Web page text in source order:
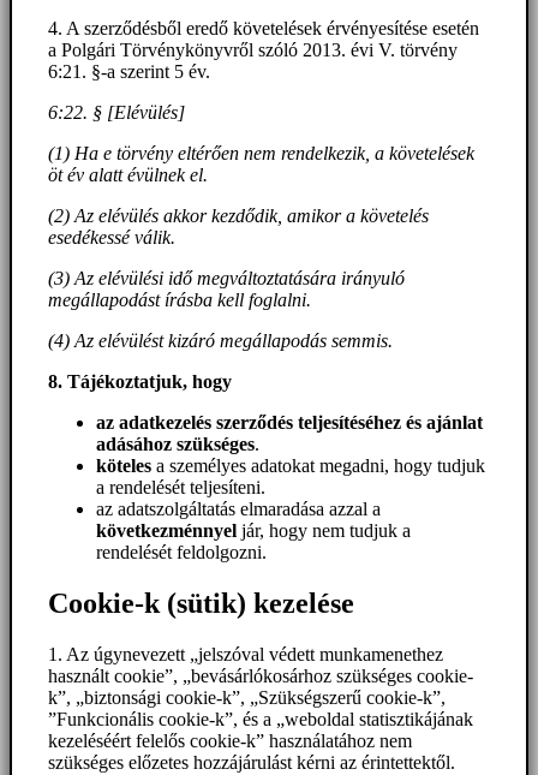
4. A szerződésből eredő követelések érvényesítése esetén
a Polgári Törvénykönyvről szóló 2013. évi V. törvény
6:21. §-a szerint 5 év.
6:22. § [Elévülés]
(1) Ha e törvény eltérően nem rendelkezik, a követelések
öt év alatt évülnek el.
(2) Az elévülés akkor kezdődik, amikor a követelés
esedékessé válik.
(3) Az elévülési idő megváltoztatására irányuló
megállapodást írásba kell foglalni.
(4) Az elévülést kizáró megállapodás semmis.
8. Tájékoztatjuk, hogy
az adatkezelés szerződés teljesítéséhez és ajánlat
adásához szükséges.
köteles a személyes adatokat megadni, hogy tudjuk
a rendelését teljesíteni.
az adatszolgáltatás elmaradása azzal a
következménnyel jár, hogy nem tudjuk a
rendelését feldolgozni.
Cookie-k (sütik) kezelése
1. Az úgynevezett „jelszóval védett munkamenethez
használt cookie”, „bevásárlókosárhoz szükséges cookie-
k”, „biztonsági cookie-k”, „Szükségszerű cookie-k”,
”Funkcionális cookie-k”, és a „weboldal statisztikájának
kezeléséért felelős cookie-k” használatához nem
szükséges előzetes hozzájárulást kérni az érintettektől.